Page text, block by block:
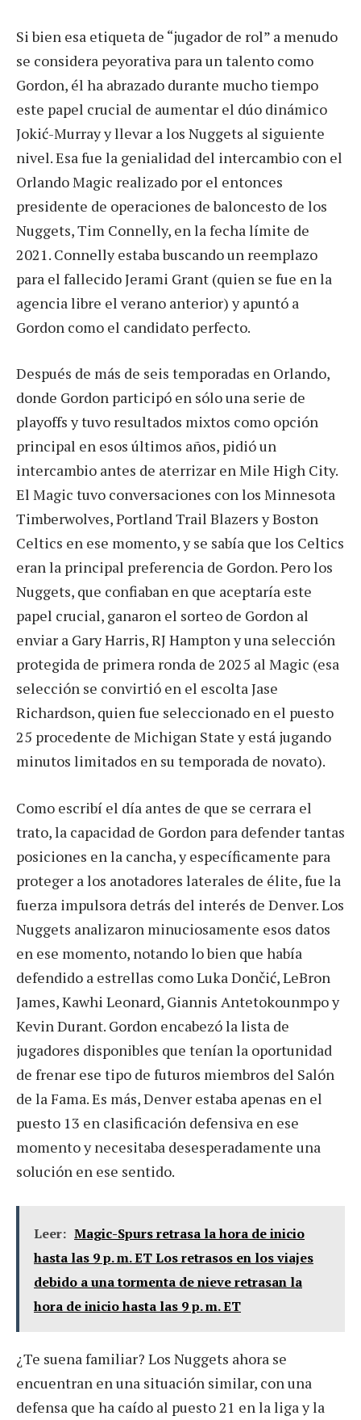
Si bien esa etiqueta de “jugador de rol” a menudo
se considera peyorativa para un talento como
Gordon, él ha abrazado durante mucho tiempo
este papel crucial de aumentar el dúo dinámico
Jokić-Murray y llevar a los Nuggets al siguiente
nivel. Esa fue la genialidad del intercambio con el
Orlando Magic realizado por el entonces
presidente de operaciones de baloncesto de los
Nuggets, Tim Connelly, en la fecha límite de
2021. Connelly estaba buscando un reemplazo
para el fallecido Jerami Grant (quien se fue en la
agencia libre el verano anterior) y apuntó a
Gordon como el candidato perfecto.
Después de más de seis temporadas en Orlando,
donde Gordon participó en sólo una serie de
playoffs y tuvo resultados mixtos como opción
principal en esos últimos años, pidió un
intercambio antes de aterrizar en Mile High City.
El Magic tuvo conversaciones con los Minnesota
Timberwolves, Portland Trail Blazers y Boston
Celtics en ese momento, y se sabía que los Celtics
eran la principal preferencia de Gordon. Pero los
Nuggets, que confiaban en que aceptaría este
papel crucial, ganaron el sorteo de Gordon al
enviar a Gary Harris, RJ Hampton y una selección
protegida de primera ronda de 2025 al Magic (esa
selección se convirtió en el escolta Jase
Richardson, quien fue seleccionado en el puesto
25 procedente de Michigan State y está jugando
minutos limitados en su temporada de novato).
Como escribí el día antes de que se cerrara el
trato, la capacidad de Gordon para defender tantas
posiciones en la cancha, y específicamente para
proteger a los anotadores laterales de élite, fue la
fuerza impulsora detrás del interés de Denver. Los
Nuggets analizaron minuciosamente esos datos
en ese momento, notando lo bien que había
defendido a estrellas como Luka Dončić, LeBron
James, Kawhi Leonard, Giannis Antetokounmpo y
Kevin Durant. Gordon encabezó la lista de
jugadores disponibles que tenían la oportunidad
de frenar ese tipo de futuros miembros del Salón
de la Fama. Es más, Denver estaba apenas en el
puesto 13 en clasificación defensiva en ese
momento y necesitaba desesperadamente una
solución en ese sentido.
Leer: Magic-Spurs retrasa la hora de inicio
hasta las 9 p. m. ET Los retrasos en los viajes
debido a una tormenta de nieve retrasan la
hora de inicio hasta las 9 p. m. ET
¿Te suena familiar? Los Nuggets ahora se
encuentran en una situación similar, con una
defensa que ha caído al puesto 21 en la liga y la